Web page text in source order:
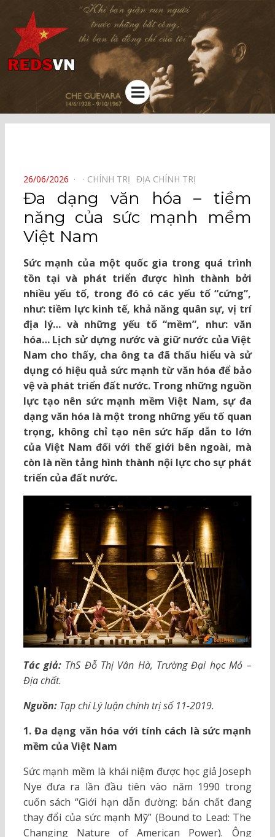
Kênh chia sẻ tri thức cộng đồng
Menu
POSTED
ON
26/06/2026 CHÍNH TRỊ⠀ ĐỊA CHÍNH TRỊ⠀
Đa dạng văn hóa – tiềm
năng của sức mạnh mềm
Việt Nam
Sức mạnh của một quốc gia trong quá trình
tồn tại và phát triển được hình thành bởi
nhiều yếu tố, trong đó có các yếu tố “cứng”,
như: tiềm lực kinh tế, khả năng quân sự, vị trí
địa lý… và những yếu tố “mềm”, như: văn
hóa… Lịch sử dựng nước và giữ nước của Việt
Nam cho thấy, cha ông ta đã thấu hiểu và sử
dụng có hiệu quả sức mạnh từ văn hóa để bảo
vệ và phát triển đất nước. Trong những nguồn
lực tạo nên sức mạnh mềm Việt Nam, sự đa
dạng văn hóa là một trong những yếu tố quan
trọng, không chỉ tạo nên sức hấp dẫn to lớn
của Việt Nam đối với thế giới bên ngoài, mà
còn là nền tảng hình thành nội lực cho sự phát
triển của đất nước.
Tác giả:ThS Đỗ Thị Vân Hà, Trường Đại học Mỏ –
Địa chất.
Nguồn:Tạp chí Lý luận chính trị số 11-2019.
1. Đa dạng văn hóa với tính cách là sức mạnh
mềm của Việt Nam
Sức mạnh mềm là khái niệm được học giả Joseph
Nye đưa ra lần đầu tiên vào năm 1990 trong
cuốn sách “Giới hạn dẫn đường: bản chất đang
thay đổi của sức mạnh Mỹ” (Bound to Lead: The
Changing Nature of American Power). Ông